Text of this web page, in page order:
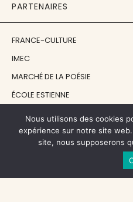
PARTENAIRES
FRANCE-CULTURE
IMEC
MARCHÉ DE LA POÉSIE
ÉCOLE ESTIENNE
LE GRAND CONTINENT
DIACRITIK
EN ATTENDANT NADEAU
Nous utilisons des cookies
expérience sur notre site
site, nous supposerons